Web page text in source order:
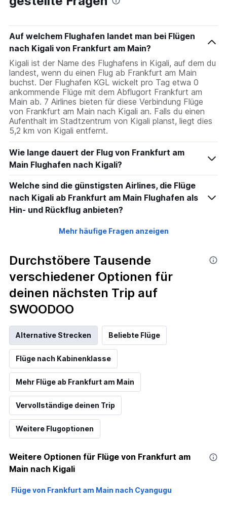
Auf welchem Flughafen landet man bei Flügen
nach Kigali von Frankfurt am Main?
Kigali ist der Name des Flughafens in Kigali, auf dem du
landest, wenn du einen Flug ab Frankfurt am Main
buchst. Der Flughafen KGL wickelt pro Tag etwa 0
ankommende Flüge mit dem Abflugort Frankfurt am
Main ab. 7 Airlines bieten für diese Verbindung Flüge
von Frankfurt am Main nach Kigali an. Falls du einen
Aufenthalt im Stadtzentrum von Kigali planst, liegt dies
5,2 km von Kigali entfernt.
Wie lange dauert der Flug von Frankfurt am
Main Flughafen nach Kigali?
Welche sind die günstigsten Airlines, die Flüge
nach Kigali ab Frankfurt am Main Flughafen als
Hin- und Rückflug anbieten?
Mehr häufige Fragen anzeigen
Durchstöbere Tausende
verschiedener Optionen für
deinen nächsten Trip auf
SWOODOO
Alternative Strecken Beliebte Flüge
Flüge nach Kabinenklasse
Mehr Flüge ab Frankfurt am Main
Vervollständige deinen Trip
Weitere Flugoptionen
Weitere Optionen für Flüge von Frankfurt am
Main nach Kigali
Flüge von Frankfurt am Main nach Cyangugu